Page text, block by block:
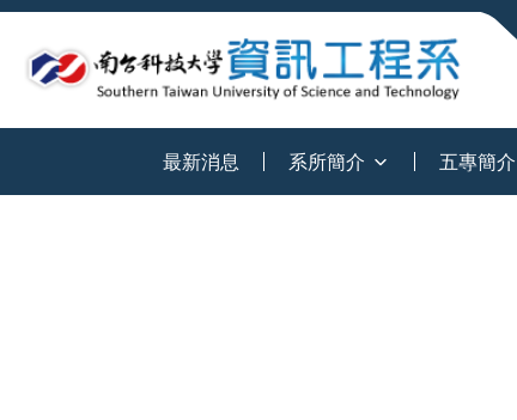
最新消息 系所簡介 五專簡介